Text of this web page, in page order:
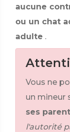
aucune
ou un chat
adulte .
Vous ne
un mineur
ses
l'autorité